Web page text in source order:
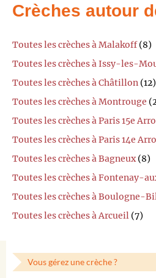
Crèches autour
Toutes les crèches à Malakoff(8)
Toutes les crèches à Issy-les-
Toutes les crèches à Châtillon (12)
Toutes les crèches à Montrouge
Toutes les crèches à Paris 15e
Toutes les crèches à Paris 14e
Toutes les crèches à Bagneux(8)
Toutes les crèches à Fontenay-
Toutes les crèches à Boulogne-
Toutes les crèches à Arcueil (7)
Vous gérez une crèche ?